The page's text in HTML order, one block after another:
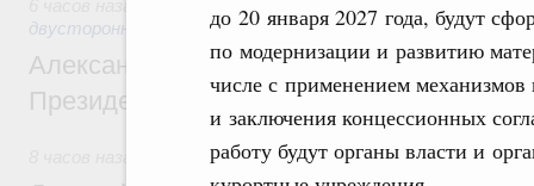
до 20 января 2027 года, будут
по модернизации и развитию
числе с применением механизмов
и заключения концессионных
работу будут органы власти и
двусторонней основе
Александр Новак встретился с
Президента Южной Осетии Маратом
Молодёжная политика